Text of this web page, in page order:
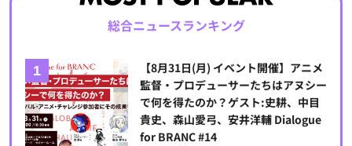
総合ニュースランキング
【8月31日(月) イベント開催】アニメ
監督・プロデューサーたちはアヌシー
で何を得たのか？ゲスト:史耕、中目
貴史、森山愛弓、安井洋輔 Dialogue
for BRANC #14